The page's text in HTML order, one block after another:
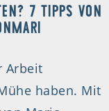
7 TIPPS VON
Arbeit
haben. Mit